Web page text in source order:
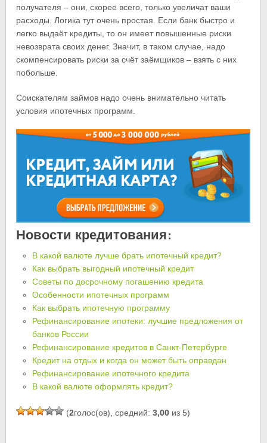
получателя – они, скорее всего, только увеличат ваши
расходы. Логика тут очень простая. Если банк быстро и
легко выдаёт кредиты, то он имеет повышенные риски
невозврата своих денег. Значит, в таком случае, надо
скомпенсировать риски за счёт заёмщиков – взять с них
побольше.
Соискателям займов надо очень внимательно читать
условия ипотечных программ.
Новости кредитования:
В какой валюте лучше брать ипотечный кредит?
Как выбрать выгодный ипотечный кредит
Советы по досрочному погашению кредита
Особенности ипотечных программ
Как выбрать ипотечную программу
Рефинансирование ипотеки: лучшие предложения от
банков России
Рефинансирование кредитов в Санкт-Петербурге
Кредит на отдых и когда он может быть оправдан
Рефинансирование ипотечного кредита
В какой валюте оформлять кредит?
(2голос(ов), средний:3,00 из 5)